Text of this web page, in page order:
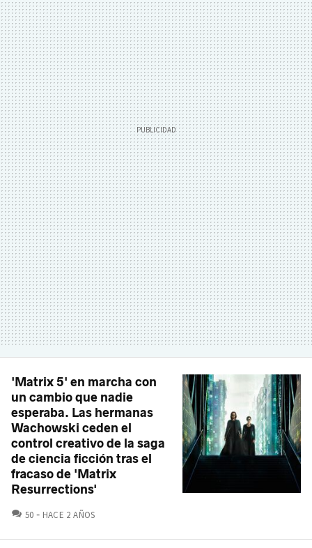
'Matrix 5' en marcha con
un cambio que nadie
esperaba. Las hermanas
Wachowski ceden el
control creativo de la saga
de ciencia ficción tras el
fracaso de 'Matrix
Resurrections'
50 COMENTARIOS
HACE 2 AÑOS